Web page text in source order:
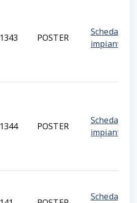
1343 POSTER
Scheda
impianto
1344 POSTER
Scheda
impianto
Scheda